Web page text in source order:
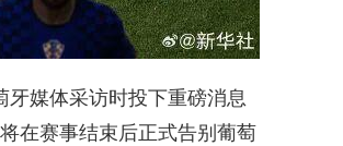
媒体采访时投下重磅消息
在赛事结束后正式告别葡萄